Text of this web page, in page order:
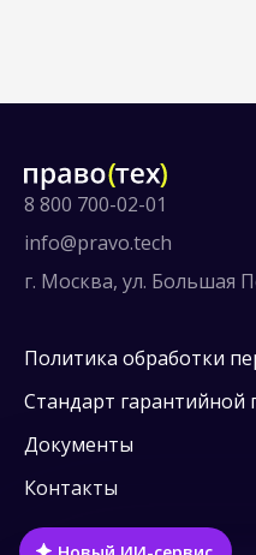
8 800 700-02-01
info@pravo.tech
г. Москва, ул. Большая
Политика обработки
Стандарт гарантийной
Документы
Контакты